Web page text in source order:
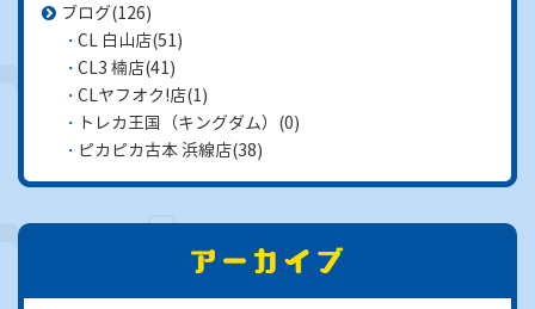
ブログ(126)
CL 白山店(51)
CL3 楠店(41)
CLヤフオク!店(1)
トレカ王国（キングダム） (0)
ピカピカ古本 浜線店(38)